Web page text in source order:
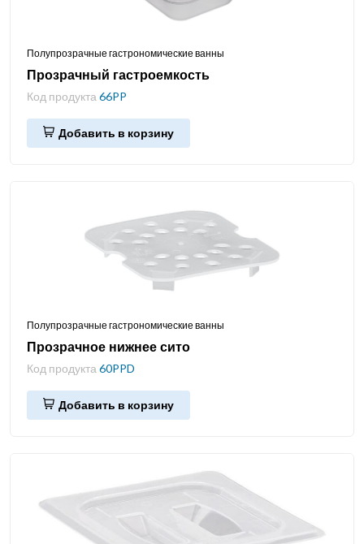
Полупрозрачные гастрономические ванны
Прозрачный гастроемкость
Код продукта 66PP
Добавить в корзину
Полупрозрачные гастрономические ванны
Прозрачное нижнее сито
Код продукта 60PPD
Добавить в корзину